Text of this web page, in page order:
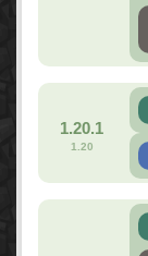
1.20.1
1.20